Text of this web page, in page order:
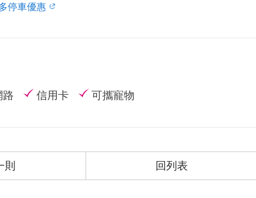
停車優惠
路 信用卡 可攜寵物
則 回列表